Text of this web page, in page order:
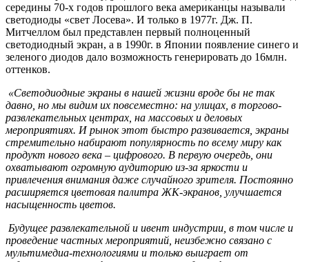
середины 70-х годов прошлого века американцы называли
светодиоды «свет Лосева». И только в 1977г. Дж. П.
Митчеллом был представлен первый полноценный
светодиодный экран, а в 1990г. в Японии появление синего и
зеленого диодов дало возможность генерировать до 16млн.
оттенков.
«Светодиодные экраны в нашей жизни вроде бы не так
давно, но мы видим их повсеместно: на улицах, в торгово-
развлекательных центрах, на массовых и деловых
мероприятиях. И рынок этот быстро развивается, экраны
стремительно набирают популярность по всему миру как
продукт нового века – цифрового. В первую очередь, они
охватывают огромную аудиторию из-за яркости и
привлечения внимания даже случайного зрителя. Постоянно
расширяется цветовая палитра ЖК-экранов, улучшается
насыщенность цветов.
Будущее развлекательной и ивент индустрии, в том числе и
проведение частных мероприятий, неизбежно связано с
мультимедиа-технологиями и только выиграет от